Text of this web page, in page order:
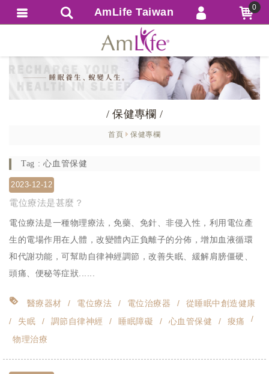
/ 保健專欄 /
首頁 保健專欄
Tag : 心血管保健
2023-12-12
電位療法是甚麼？
電位療法是一種物理療法，免藥、免針、非侵入性，利用電位產
生的電場作用在人體，改變體內正負離子的分佈，增加血液循環
和代謝功能，可幫助自律神經調節，改善失眠、緩解肩膀僵硬、
頭痛、便秘等症狀......
醫療器材 電位療法 電位治療器
從睡眠中創造健康
失眠
調節自律神經 睡眠障礙 心血管保健
痠痛
物理治療
AmLife Taiwan 0
會員登入
會員註冊
忘記密碼
繁體中文